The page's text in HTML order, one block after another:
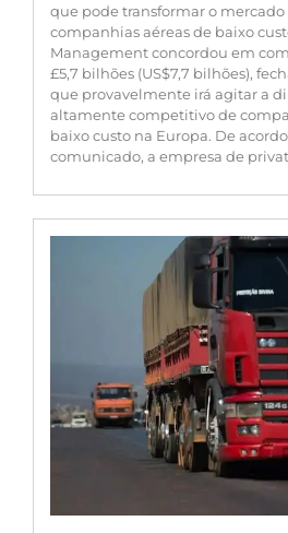
que pode transformar o
companhias aéreas de baixo
Management concordou em
£5,7 bilhões (US$7,7 bilhões),
que provavelmente irá agitar a
altamente competitivo de
baixo custo na Europa. De
comunicado, a empresa de